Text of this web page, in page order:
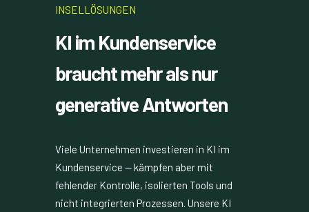
INSELLÖSUNGEN
KI im Kundenservice
braucht mehr als nur
generative Antworten
Viele Unternehmen investieren in KI im
Kundenservice — kämpfen aber mit
fehlender Kontrolle, isolierten Tools und
nicht integrierten Prozessen. Unsere KI